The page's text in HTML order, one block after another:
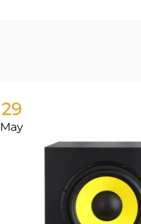
29
May